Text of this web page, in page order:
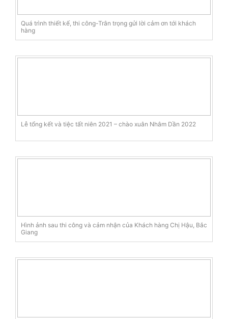
Quá trình thiết kế, thi công-Trân trọng gửi lời cảm ơn tới khách
hàng
Lễ tổng kết và tiệc tất niên 2021 – chào xuân Nhâm Dần 2022
Hình ảnh sau thi công và cảm nhận của Khách hàng Chị Hậu, Bắc
Giang